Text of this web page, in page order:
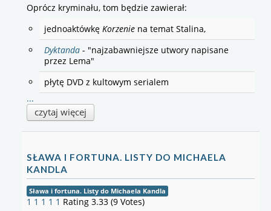
Oprócz kryminału, tom będzie zawierał:
jednoaktówkę Korzenie na temat Stalina,
Dyktanda - "najzabawniejsze utwory napisane
przez Lema"
płytę DVD z kultowym serialem
...
czytaj więcej
SŁAWA I FORTUNA. LISTY DO MICHAELA
KANDLA
Sława i fortuna. Listy do Michaela Kandla
1 1 1 1 1 Rating 3.33 (9 Votes)